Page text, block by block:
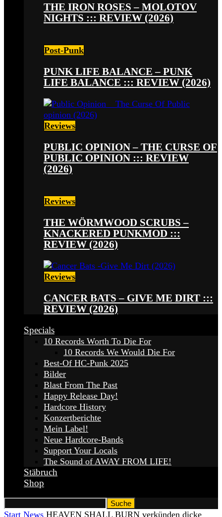
THE IRON ROSES – MOLOTOV
NIGHTS ::: REVIEW (2026)
Post-Punk
PUNK LIFE BALANCE – PUNK
LIFE BALANCE ::: REVIEW (2026)
Reviews
PUBLIC OPINION – THE CURSE OF
PUBLIC OPINION ::: REVIEW
(2026)
Reviews
THE WÖRMWOOD SCRUBS –
KNACKERED PUNKMOD :::
REVIEW (2026)
Reviews
CANCER BATS – GIVE ME DIRT :::
REVIEW (2026)
Specials
10 Records Worth To Die For
10 Records We Would Die For
Best-Of HC-Punk 2025
Bilder
Blast From The Past
Happy Release Day!
Hardcore History
Konzertberichte
Mein Label!
Neue Hardcore-Bands
Support Your Locals
The Sound of AWAY FROM LIFE!
Stäbruch
Shop
Start News HEAVEN SHALL BURN verkünden dicke